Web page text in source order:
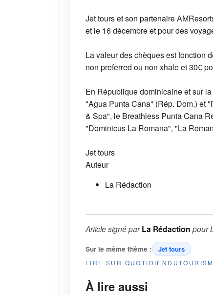
Jet tours et son partenaire
et le 16 décembre et pour des
La valeur des chèques est fonction
non preferred ou non xhale et 30€
En République dominicaine et sur
"Agua Punta Cana" (Rép. Dom.) et
& Spa", le Breathless Punta Cana
"Dominicus La Romana", "La
Jet tours
Auteur
La Rédaction
Article signé parLa Rédaction pour
Sur le même thème : Jet tours
LIRE SUR
À lire aussi